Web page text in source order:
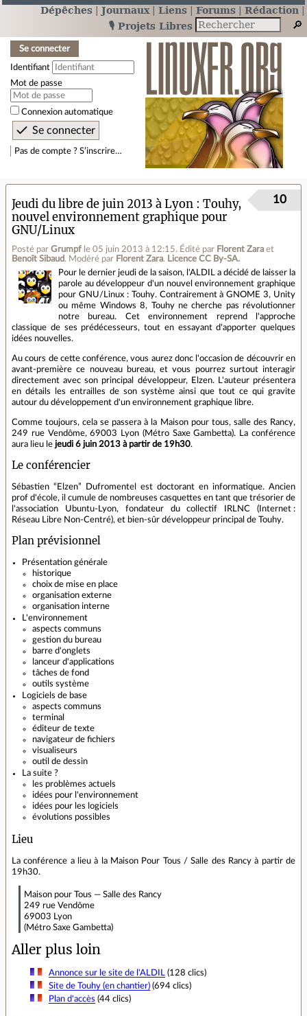
Dépêches Journaux Liens Forums
Rédaction
🎙️ Projets Libres
Se connecter
Identifiant
Mot de passe
Connexion automatique
Pas de compte ? S’inscrire…
Jeudi du libre de juin 2013 à Lyon : Touhy,
nouvel environnement graphique pour
GNU/Linux
Posté par Grumpf le 05 juin 2013 à 12:15. Édité par Florent Zara et
Benoît Sibaud. Modéré par Florent Zara. Licence CC By‑SA.
10
Pour le dernier jeudi de la saison, l'ALDIL a décidé de laisser la
parole au développeur d'un nouvel environnement graphique
pour GNU/Linux : Touhy. Contrairement à GNOME 3, Unity
ou même Windows 8, Touhy ne cherche pas révolutionner
notre bureau. Cet environnement reprend l'approche
classique de ses prédécesseurs, tout en essayant d'apporter quelques
idées nouvelles.
Au cours de cette conférence, vous aurez donc l'occasion de découvrir en
avant-première ce nouveau bureau, et vous pourrez surtout interagir
directement avec son principal développeur, Elzen. L'auteur présentera
en détails les entrailles de son système ainsi que tout ce qui gravite
autour du développement d'un environnement graphique libre.
Comme toujours, cela se passera à la Maison pour tous, salle des Rancy,
249 rue Vendôme, 69003 Lyon (Métro Saxe Gambetta). La conférence
aura lieu le jeudi 6 juin 2013 à partir de 19h30.
Le conférencier
Sébastien “Elzen” Dufromentel est doctorant en informatique. Ancien
prof d'école, il cumule de nombreuses casquettes en tant que trésorier de
l'association Ubuntu-Lyon, fondateur du collectif IRLNC (Internet :
Réseau Libre Non-Centré), et bien-sûr développeur principal de Touhy.
Plan prévisionnel
Présentation générale
historique
choix de mise en place
organisation externe
organisation interne
L'environnement
aspects communs
gestion du bureau
barre d'onglets
lanceur d'applications
tâches de fond
outils système
Logiciels de base
aspects communs
terminal
éditeur de texte
navigateur de fichiers
visualiseurs
outil de dessin
La suite ?
les problèmes actuels
idées pour l'environnement
idées pour les logiciels
évolutions possibles
Lieu
La conférence a lieu à la Maison Pour Tous / Salle des Rancy à partir de
19h30.
Maison pour Tous — Salle des Rancy
249 rue Vendôme
69003 Lyon
(Métro Saxe Gambetta)
Aller plus loin
Annonce sur le site de l'ALDIL
(128 clics)
Site de Touhy (en chantier)(694 clics)
Plan d'accès (44 clics)